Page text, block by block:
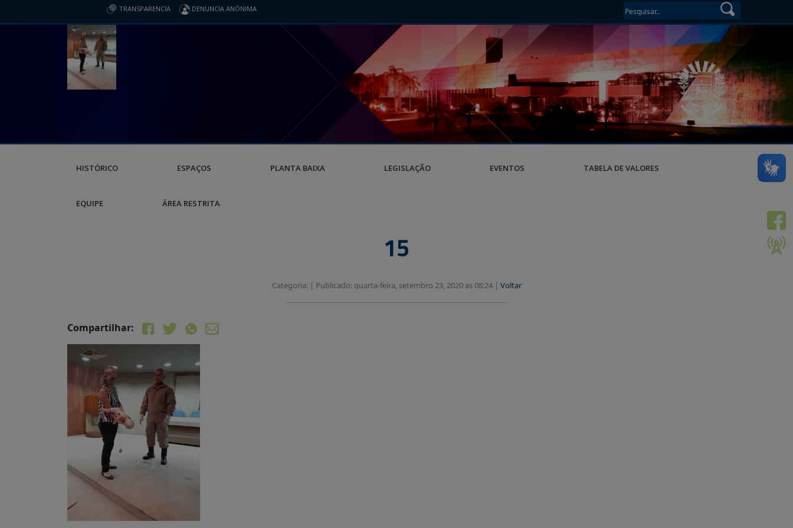
TRANSPARENCIA DENUNCIA ANÔNIMA
HISTÓRICO ESPAÇOS PLANTA BAIXA LEGISLAÇÃO EVENTOS TABELA DE VALORES
EQUIPE ÁREA RESTRITA
15
Categoria: | Publicado: quarta-feira, setembro 23, 2020 as 08:24 | Voltar
Compartilhar: